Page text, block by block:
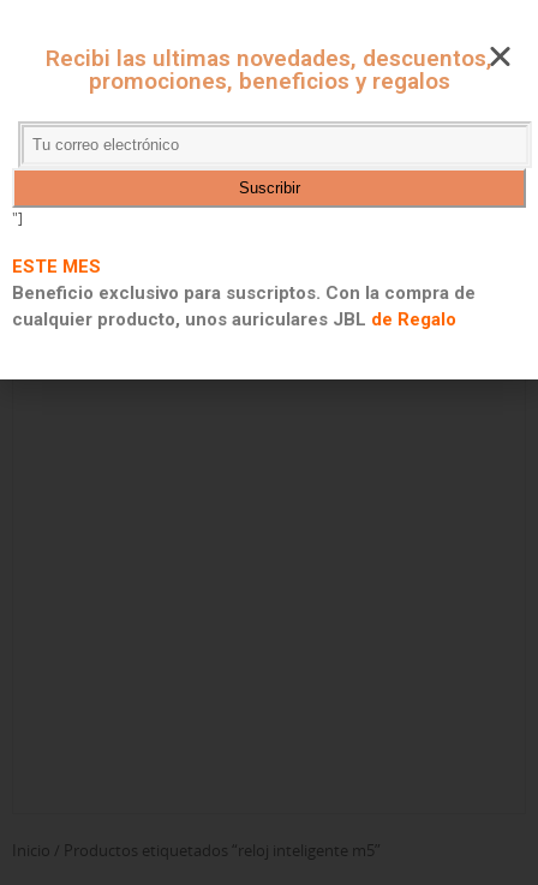
CUPONES DE DESCUENTO, PROMOCIONES Y 2X1
Inicio / Productos etiquetados “reloj inteligente m5”
Recibi las ultimas novedades, descuentos,
promociones, beneficios y regalos
"]
ESTE MES
Beneficio exclusivo para suscriptos. Con la compra de
cualquier producto, unos auriculares JBL de Regalo